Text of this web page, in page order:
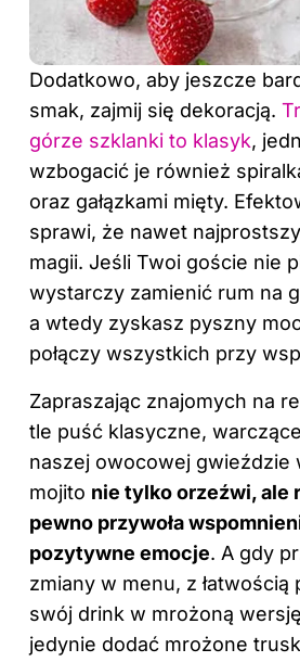
Dodatkowo, aby jeszcze
smak, zajmij się dekoracją.
górze szklanki to klasyk,
wzbogacić je również
oraz gałązkami mięty.
sprawi, że nawet
magii. Jeśli Twoi goście nie
wystarczy zamienić rum na
a wtedy zyskasz pyszny
połączy wszystkich przy
Zapraszając znajomych na
tle puść klasyczne,
naszej owocowej gwieździe
mojito nie tylko orzeźwi, ale
pewno przywoła
pozytywne emocje. A gdy
zmiany w menu, z łatwością
swój drink w mrożoną
jedynie dodać mrożone